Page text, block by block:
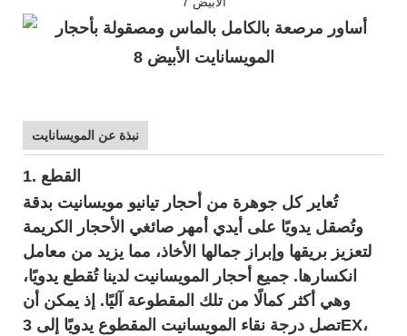
نبذة عن المويسانايت
1. القطع
تُعاير كل جوهرة من أحجار تيانيو مويسانيت بدقة
وتُصقل يدويًا على أيدي أمهر صائغي الأحجار الكريمة
لتعزيز بريقها وإبراز جمالها الأخاذ، مما يزيد من معامل
انكسارها. جميع أحجار المويسانيت لدينا تُقطع يدويًا،
وهي أكثر كمالًا من تلك المقطوعة آليًا. إذ يمكن أن
تصل درجة نقاء المويسانيت المقطوع يدويًا إلى 3EX،